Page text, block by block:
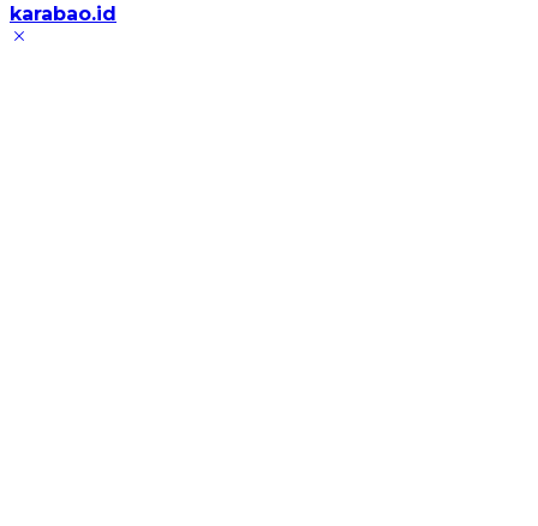
karabao.id
Tegas